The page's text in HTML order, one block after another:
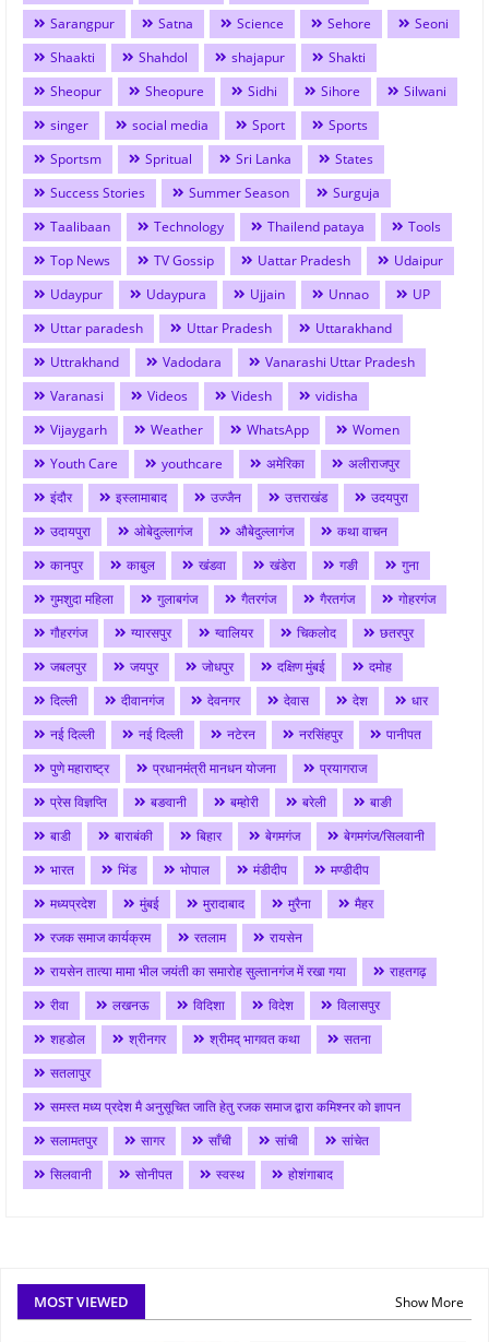
Sarangpur
Satna Science Sehore
Seoni
Shaakti
Shahdol shajapur
Shakti
Sheopur
Sheopure Sidhi Sihore
Silwani
singer
social media Sport
Sports
Sportsm
Spritual Sri Lanka
States
Success Stories
Summer Season
Surguja
Taalibaan
Technology Thailend pataya
Tools
Top News
TV Gossip Uattar Pradesh
Udaipur
Udaypur
Udaypura Ujjain Unnao
UP
Uttar paradesh
Uttar Pradesh
Uttarakhand
Uttrakhand
Vadodara
Vanarashi Uttar Pradesh
Varanasi
Videos Videsh
vidisha
Vijaygarh
Weather WhatsApp
Women
Youth Care
youthcare अमेरिका
अलीराजपुर
इंदौर
इस्लामाबाद उज्जैन उत्तराखंड
उदयपुरा
उदायपुरा
ओबेदुल्लागंज औबेदुल्लागंज
कथा वाचन
कानपुर
काबुल खंडवा खंडेरा गङी
गुना
गुमशुदा महिला
गुलाबगंज गैतरगंज गैरतगंज
गोहरगंज
गौहरगंज
ग्यारसपुर ग्वालियर चिकलोद
छतरपुर
जबलपुर
जयपुर जोधपुर दक्षिण मुंबई
दमोह
दिल्ली
दीवानगंज देवनगर देवास देश
धार
नई दिल्ली
नई दिल्ली नटेरन नरसिंहपुर
पानीपत
पुणे महाराष्ट्र
प्रधानमंत्री मानधन योजना
प्रयागराज
प्रेस विज्ञप्ति
बङवानी बम्होरी बरेली
बाङी
बाडी
बाराबंकी बिहार बेगमगंज
बेगमगंज/सिलवानी
भारत
भिंड भोपाल मंडीदीप
मण्डीदीप
मध्यप्रदेश
मुंबई मुरादाबाद मुरैना
मैहर
रजक समाज कार्यक्रम
रतलाम
रायसेन
रायसेन तात्या मामा भील जयंती का समारोह सुल्तानगंज में रखा गया
राहतगढ़
रीवा
लखनऊ विदिशा विदेश
विलासपुर
शहडोल
श्रीनगर श्रीमद् भागवत कथा
सतना
सतलापुर
समस्त मध्य प्रदेश मै अनुसूचित जाति हेतु रजक समाज द्वारा कमिश्नर को ज्ञापन
सलामतपुर
सागर साँची सांची
सांचेत
सिलवानी
सोनीपत स्वस्थ होशंगाबाद
MOST VIEWED Show More